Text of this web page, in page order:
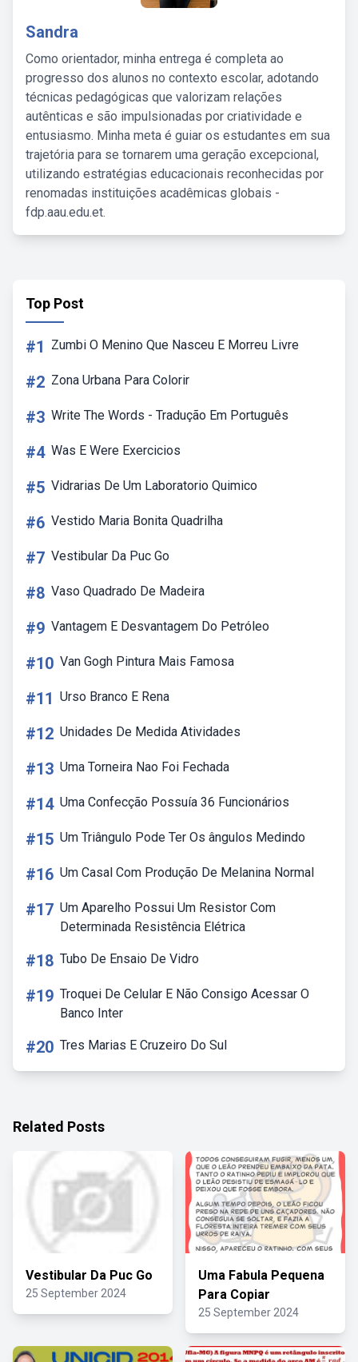
Sandra
Como orientador, minha entrega é completa ao
progresso dos alunos no contexto escolar, adotando
técnicas pedagógicas que valorizam relações
autênticas e são impulsionadas por criatividade e
entusiasmo. Minha meta é guiar os estudantes em sua
trajetória para se tornarem uma geração excepcional,
utilizando estratégias educacionais reconhecidas por
renomadas instituições acadêmicas globais -
fdp.aau.edu.et.
Top Post
#1 Zumbi O Menino Que Nasceu E Morreu Livre
#2 Zona Urbana Para Colorir
#3 Write The Words - Tradução Em Português
#4 Was E Were Exercicios
#5 Vidrarias De Um Laboratorio Quimico
#6 Vestido Maria Bonita Quadrilha
#7 Vestibular Da Puc Go
#8 Vaso Quadrado De Madeira
#9 Vantagem E Desvantagem Do Petróleo
#10 Van Gogh Pintura Mais Famosa
#11 Urso Branco E Rena
#12 Unidades De Medida Atividades
#13 Uma Torneira Nao Foi Fechada
#14 Uma Confecção Possuía 36 Funcionários
#15 Um Triângulo Pode Ter Os ângulos Medindo
#16 Um Casal Com Produção De Melanina Normal
#17 Um Aparelho Possui Um Resistor Com
Determinada Resistência Elétrica
#18 Tubo De Ensaio De Vidro
#19 Troquei De Celular E Não Consigo Acessar O
Banco Inter
#20 Tres Marias E Cruzeiro Do Sul
Related Posts
Vestibular Da Puc Go
25 September 2024
Uma Fabula Pequena
Para Copiar
25 September 2024